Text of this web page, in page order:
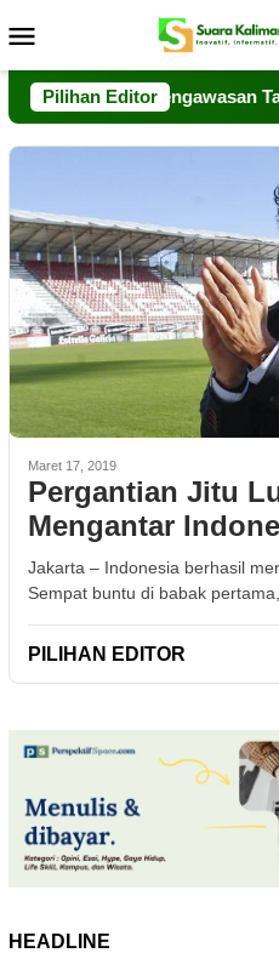
ke
Mobile
Pilihan Editor
Perkuat Pengawasan Tahura,
Maret 17, 2019
Pergantian Jitu
Mengantar
Jakarta – Indonesia berhasil
Sempat buntu di babak
PILIHAN EDITOR
HEADLINE